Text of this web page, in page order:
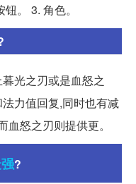
。 3. 角色。
光之刃或是血怒之
力值回复,同时也有减
怒之刃则提供更。
?